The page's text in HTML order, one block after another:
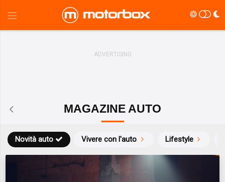
MAGAZINE AUTO
Novità auto Vivere con l'auto Lifestyle